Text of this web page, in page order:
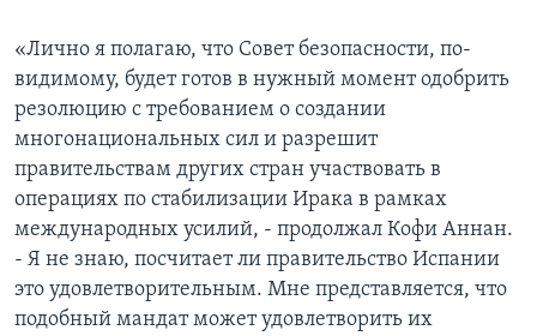
«Лично я полагаю, что Совет безопасности, по-
видимому, будет готов в нужный момент одобрить
резолюцию с требованием о создании
многонациональных сил и разрешит
правительствам других стран участвовать в
операциях по стабилизации Ирака в рамках
международных усилий, - продолжал Кофи Аннан.
- Я не знаю, посчитает ли правительство Испании
это удовлетворительным. Мне представляется, что
подобный мандат может удовлетворить их